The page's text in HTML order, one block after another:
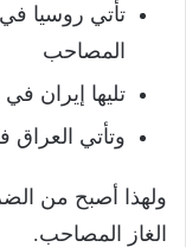
تأتي روسيا
المصاحب
تليها إيران في
وتأتي العراق
ولهذا أصبح من
الغاز المصاحب.